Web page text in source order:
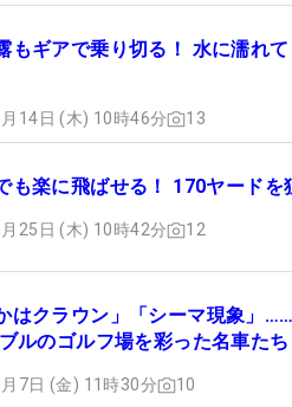
もギアで乗り切る！ 水に濡れ
14日 (木) 10時46分 13
も楽に飛ばせる！ 170ヤードを
25日 (木) 10時42分 12
はクラウン」「シーマ現象」
ルのゴルフ場を彩った名車たち
7日 (金) 11時30分 10